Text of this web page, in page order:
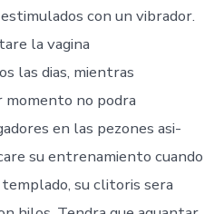
con un vibrador.
la vagina
las dias, mientras
momento no podra
en las pezones asi­
su entrenamiento cuando
templado, su clitoris sera